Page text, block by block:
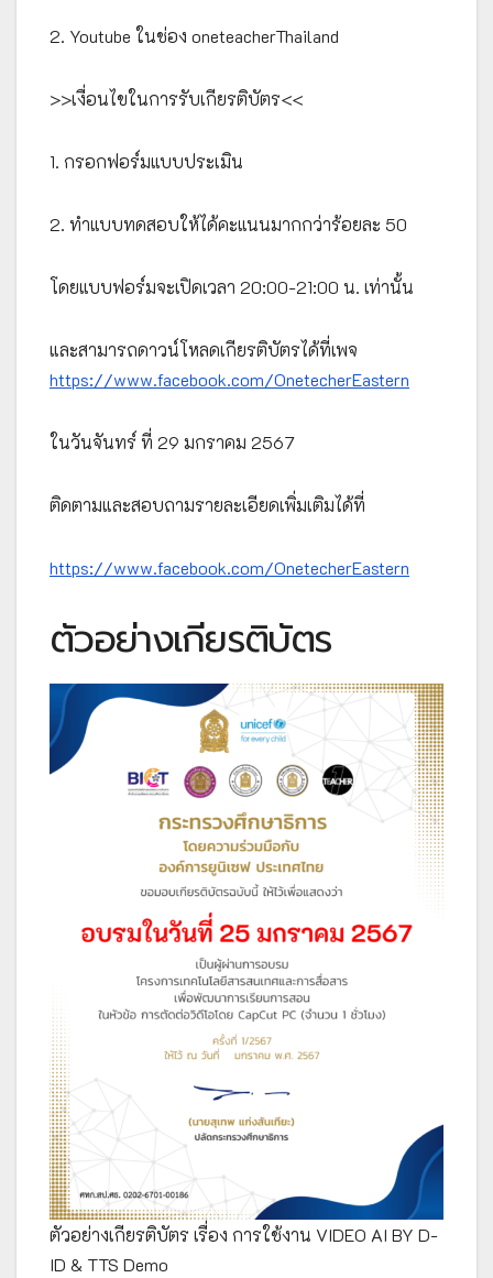
2. Youtube ในช่อง oneteacherThailand
>>เงื่อนไขในการรับเกียรติบัตร<<
1. กรอกฟอร์มแบบประเมิน
2. ทำแบบทดสอบให้ได้คะแนนมากกว่าร้อยละ 50
โดยแบบฟอร์มจะเปิดเวลา 20:00-21:00 น. เท่านั้น
และสามารถดาวน์โหลดเกียรติบัตรได้ที่เพจ
https://www.facebook.com/OnetecherEastern
ในวันจันทร์ ที่ 29 มกราคม 2567
ติดตามและสอบถามรายละเอียดเพิ่มเติมได้ที่
https://www.facebook.com/OnetecherEastern
ตัวอย่างเกียรติบัตร
ตัวอย่างเกียรติบัตร เรื่อง การใช้งาน VIDEO AI BY D-
ID & TTS Demo